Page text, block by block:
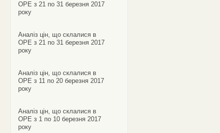
ОРЕ з 21 по 31 березня 2017
року
Аналіз цін, що склалися в
ОРЕ з 21 по 31 березня 2017
року
Аналіз цін, що склалися в
ОРЕ з 11 по 20 березня 2017
року
Аналіз цін, що склалися в
ОРЕ з 1 по 10 березня 2017
року